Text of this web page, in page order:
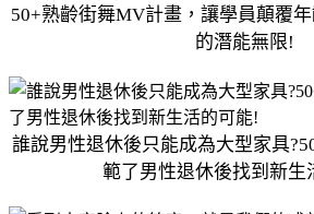
50+熟齡街舞MV計畫，讓學員顛覆
的潛能無限!
誰說男性退休後只能成為大型家具
範了男性退休後找到新生